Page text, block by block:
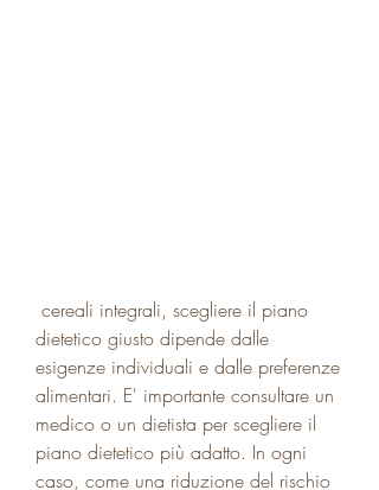
dietetico giusto dipende dalle
esigenze individuali e dalle preferenze
alimentari. E' importante consultare un
medico o un dietista per scegliere il
piano dietetico più adatto. In ogni
caso, come una riduzione del rischio